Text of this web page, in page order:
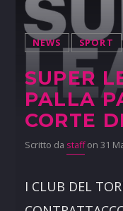
NEWS SPORT
SUPER
PALLA
CORTE
Scritto da staffon 31
I CLUB DEL